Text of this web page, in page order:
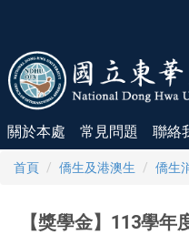
要
內
容
區
關於本處 常見問題 聯絡
首頁 僑生及港澳生 僑生
【獎學金】113學